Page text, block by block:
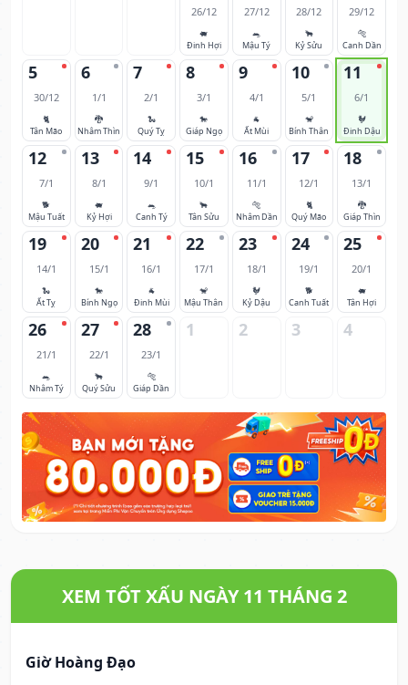
26/12
🐖
Đinh Hợi
27/12
🐀
Mậu Tý
28/12
🐂
Kỷ Sửu
29/12
🐅
Canh Dần
5
30/12
🐈
Tân Mão
6
1/1
🐉
Nhâm Thìn
7
2/1
🐍
Quý Tỵ
8
3/1
🐎
Giáp Ngọ
9
4/1
🐐
Ất Mùi
10
5/1
🐒
Bính Thân
11
6/1
🐓
Đinh Dậu
12
7/1
🐕
Mậu Tuất
13
8/1
🐖
Kỷ Hợi
14
9/1
🐀
Canh Tý
15
10/1
🐂
Tân Sửu
16
11/1
🐅
Nhâm Dần
17
12/1
🐈
Quý Mão
18
13/1
🐉
Giáp Thìn
19
14/1
🐍
Ất Tỵ
20
15/1
🐎
Bính Ngọ
21
16/1
🐐
Đinh Mùi
22
17/1
🐒
Mậu Thân
23
18/1
🐓
Kỷ Dậu
24
19/1
🐕
Canh Tuất
25
20/1
🐖
Tân Hợi
26
21/1
🐀
Nhâm Tý
27
22/1
🐂
Quý Sửu
28
23/1
🐅
Giáp Dần
1 2 3 4
XEM TỐT XẤU NGÀY 11 THÁNG 2
Giờ Hoàng Đạo